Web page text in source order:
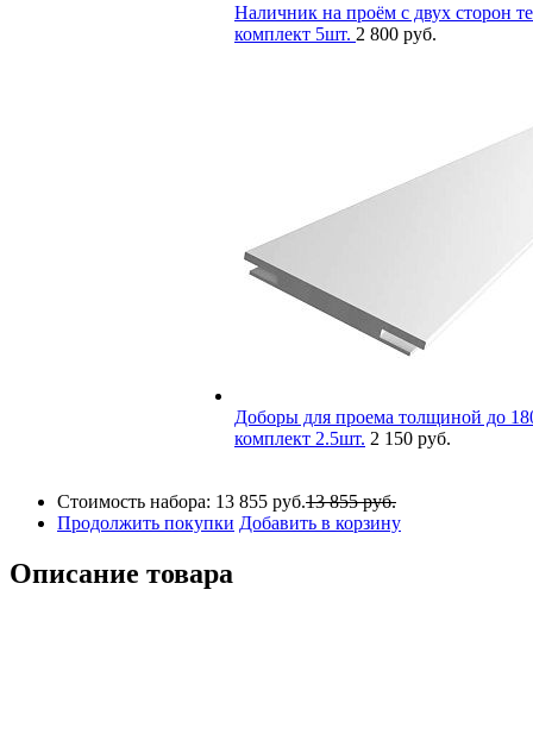
Наличник на проём с двух сторон
комплект 5шт. 2 800 руб.
Доборы для проема толщиной до
комплект 2.5шт. 2 150 руб.
Стоимость набора: 13 855 руб.13 855 руб.
Продолжить покупки Добавить в корзину
Описание товара